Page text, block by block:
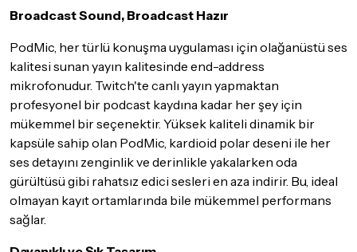
Broadcast Sound, Broadcast Hazır
PodMic, her türlü konuşma uygulaması için olağanüstü ses
kalitesi sunan yayın kalitesinde end-address
mikrofonudur. Twitch'te canlı yayın yapmaktan
profesyonel bir podcast kaydına kadar her şey için
mükemmel bir seçenektir. Yüksek kaliteli dinamik bir
kapsüle sahip olan PodMic, kardioid polar deseni ile her
ses detayını zenginlik ve derinlikle yakalarken oda
gürültüsü gibi rahatsız edici sesleri en aza indirir. Bu, ideal
olmayan kayıt ortamlarında bile mükemmel performans
sağlar.